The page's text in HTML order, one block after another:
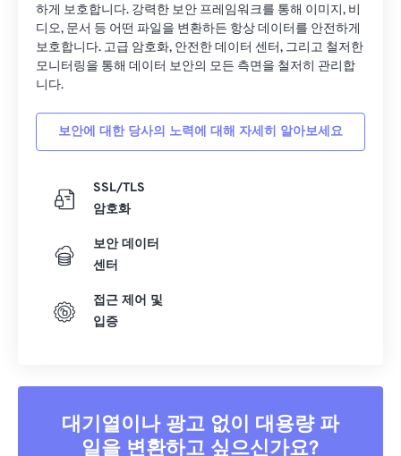
하게 보호합니다. 강력한 보안 프레임워크를 통해 이미지, 비
디오, 문서 등 어떤 파일을 변환하든 항상 데이터를 안전하게
보호합니다. 고급 암호화, 안전한 데이터 센터, 그리고 철저한
모니터링을 통해 데이터 보안의 모든 측면을 철저히 관리합
니다.
보안에 대한 당사의 노력에 대해 자세히 알아보세요
SSL/TLS
암호화
보안 데이터
센터
접근 제어 및
입증
대기열이나 광고 없이 대용량 파
일을 변환하고 싶으신가요?